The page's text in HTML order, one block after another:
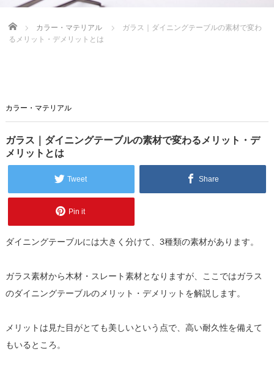
Home カラー・マテリアル
ガラス｜ダイニングテーブルの素材で変わ
るメリット・デメリットとは
カラー・マテリアル
ガラス｜ダイニングテーブルの素材で変わるメリット・デ
メリットとは
Tweet Share
Pin it
ダイニングテーブルには大きく分けて、3種類の素材があります。
ガラス素材から木材・スレート素材となりますが、ここではガラス
のダイニングテーブルのメリット・デメリットを解説します。
メリットは見た目がとても美しいという点で、高い耐久性を備えて
もいるところ。